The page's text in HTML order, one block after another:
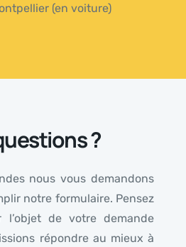
(en voiture)
?
nous vous demandons
notre formulaire. Pensez
l’objet de votre demande
répondre au mieux à